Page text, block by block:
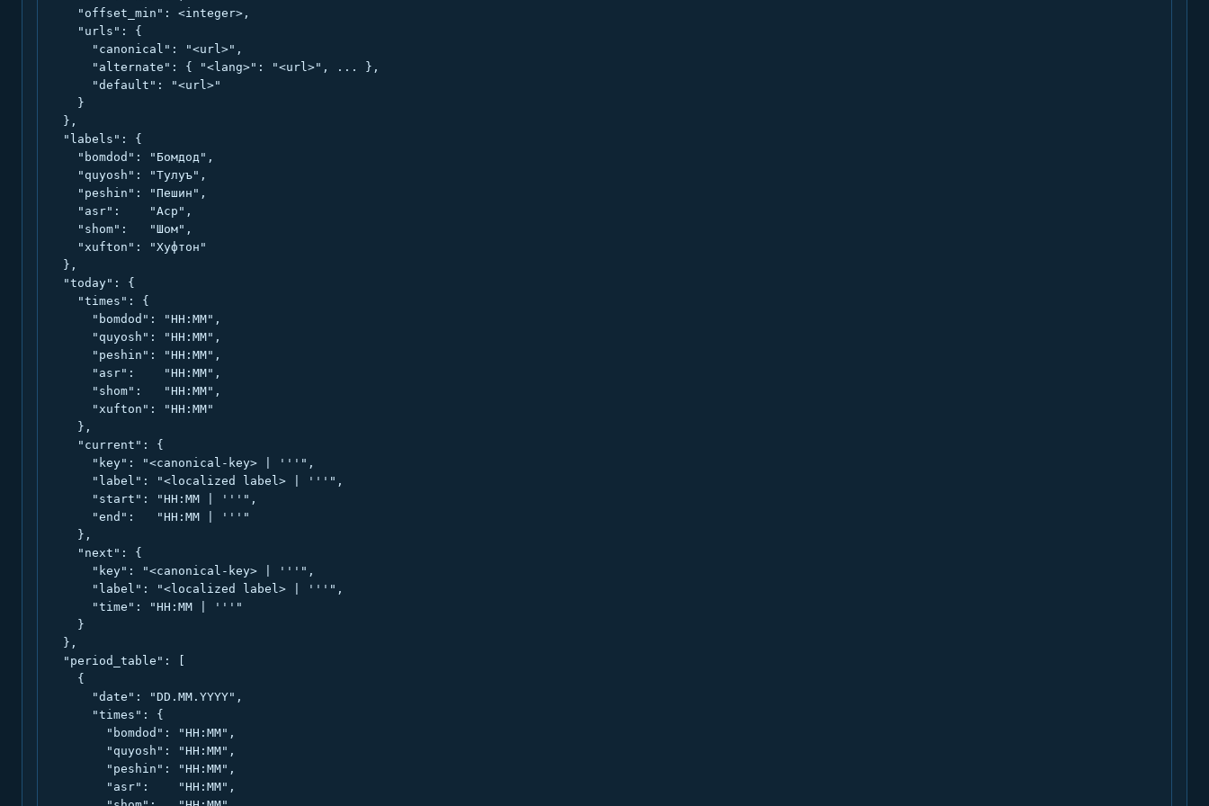
    "offset_min": <integer>,
    "urls": {
      "canonical": "<url>",
      "alternate": { "<lang>": "<url>", ... },
      "default": "<url>"
    }
  },
  "labels": {
    "bomdod": "Бомдод",
    "quyosh": "Тулуъ",
    "peshin": "Пешин",
    "asr":    "Аср",
    "shom":   "Шом",
    "xufton": "Хуфтон"
  },
  "today": {
    "times": {
      "bomdod": "HH:MM",
      "quyosh": "HH:MM",
      "peshin": "HH:MM",
      "asr":    "HH:MM",
      "shom":   "HH:MM",
      "xufton": "HH:MM"
    },
    "current": {
      "key": "<canonical-key> | '''",
      "label": "<localized label> | '''",
      "start": "HH:MM | '''",
      "end":   "HH:MM | '''"
    },
    "next": {
      "key": "<canonical-key> | '''",
      "label": "<localized label> | '''",
      "time": "HH:MM | '''"
    }
  },
  "period_table": [
    {
      "date": "DD.MM.YYYY",
      "times": {
        "bomdod": "HH:MM",
        "quyosh": "HH:MM",
        "peshin": "HH:MM",
        "asr":    "HH:MM",